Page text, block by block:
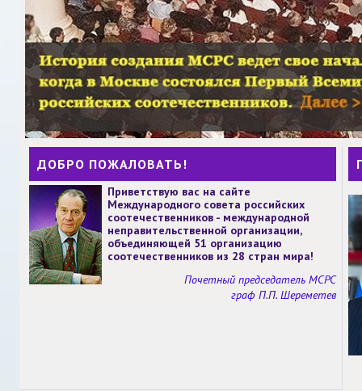
ДОБРО ПОЖАЛОВАТЬ!
Приветствую вас на сайте
Международного совета российских
соотечественников - международной
неправительственной организации,
объединяющей 51 организацию
соотечественников из 28 стран мира!
Почетный председатель МСРС
граф П.П. Шереметев